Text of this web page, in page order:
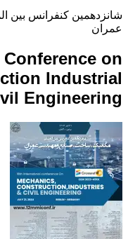
شانزدهمین کنفرانس بین
عمران
on
Industrial
Engineering